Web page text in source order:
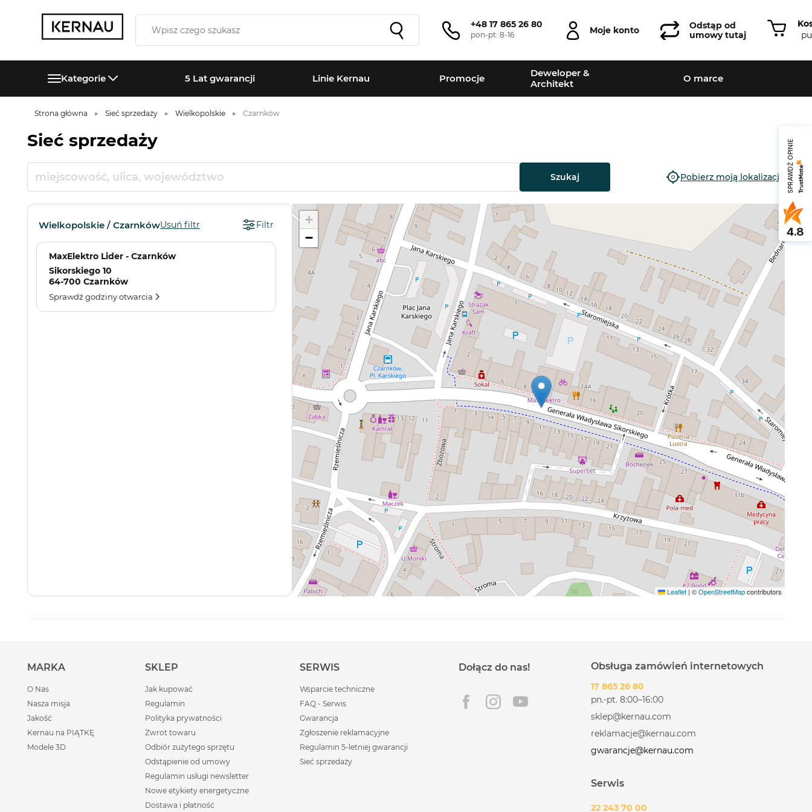
+48 17 865 26 80
pon-pt: 8-16 Moje konto
Odstąp od
umowy tutaj
Kategorie 5 Lat gwarancji Linie Kernau Promocje
Deweloper &
Architekt
O marce
Strona główna Sieć sprzedaży Wielkopolskie Czarnków
Sieć sprzedaży
Szukaj Pobierz moją lokalizację
Wielkopolskie / CzarnkówUsuń filtr Filtr
MaxElektro Lider - Czarnków
Sikorskiego 10
64-700 Czarnków
Sprawdź godziny otwarcia
+
−
Leaflet | ©OpenStreetMapcontributors
MARKA
O Nas
Nasza misja
Jakość
Kernau na PIĄTKĘ
Modele 3D
SKLEP
Jak kupować
Regulamin
Polityka prywatności
Zwrot towaru
Odbiór zużytego sprzętu
Odstąpienie od umowy
Regulamin usługi newsletter
Nowe etykiety energetyczne
Dostawa i płatność
SERWIS
Wsparcie techniczne
FAQ - Serwis
Gwarancja
Zgłoszenie reklamacyjne
Regulamin 5-letniej gwarancji
Sieć sprzedaży
Dołącz do nas! Obsługa zamówień internetowych
17 865 26 80
pn.-pt. 8:00–16:00
sklep@kernau.com
reklamacje@kernau.com
gwarancje@kernau.com
Serwis
22 243 70 00
SPRAWDŹ OPINIE
4.8